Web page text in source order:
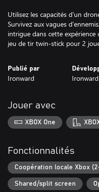
Utilisez les capacités d'un
Survivez aux vagues
intrigue dans cette
jeu de tir twin-stick pour 2
Publié par
Ironward Ironward
Jouer avec
XBOX One
Fonctionnalités
Coopération locale Xbox
Shared/split screen